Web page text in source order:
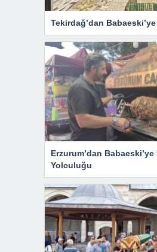
Tekirdağ’dan
Erzurum’dan
Yolculuğu